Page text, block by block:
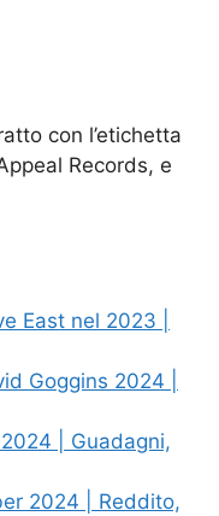
con l’etichetta
Records, e
East nel 2023 |
Goggins 2024 |
| Guadagni,
2024 | Reddito,